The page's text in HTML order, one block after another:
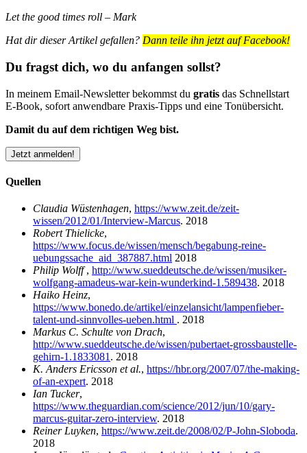
Let the good times roll – Mark
Hat dir dieser Artikel gefallen? Dann teile ihn jetzt auf Facebook!
Du fragst dich, wo du anfangen sollst?
In meinem Email-Newsletter bekommst du gratis das Schnellstart
E-Book, sofort anwendbare Praxis-Tipps und eine Tonübersicht.
Damit du auf dem richtigen Weg bist.
Jetzt anmelden!
Quellen
Claudia Wüstenhagen, https://www.zeit.de/zeit-
wissen/2012/01/Interview-Marcus. 2018
Robert Thielicke,
https://www.focus.de/wissen/mensch/begabung-reine-
uebungssache_aid_387887.html 2018
Philip Wolff, http://www.sueddeutsche.de/wissen/musiker-
wolfgang-amadeus-war-kein-wunderkind-1.589438. 2018
Haiko Heinz,
https://www.bonedo.de/artikel/einzelansicht/lampenfieber-
talent-und-sinnvolles-ueben.html . 2018
Markus C. Schulte von Drach,
http://www.sueddeutsche.de/wissen/pubertaet-grossbaustelle-
gehirn-1.1833081 . 2018
K. Anders Ericsson et al., https://hbr.org/2007/07/the-making-
of-an-expert. 2018
Ian Tucker,
https://www.theguardian.com/science/2012/jun/10/gary-
marcus-guitar-zero-interview. 2018
Reiner Luyken, https://www.zeit.de/2008/02/P-John-Sloboda.
2018